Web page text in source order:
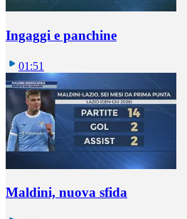
Ingaggi e panchine
01:51
Maldini, nuova sfida